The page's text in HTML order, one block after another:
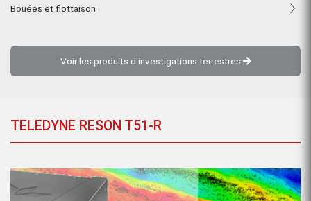
Bouées et flottaison
Voir les produits d'investigations terrestres
TELEDYNE RESON T51-R